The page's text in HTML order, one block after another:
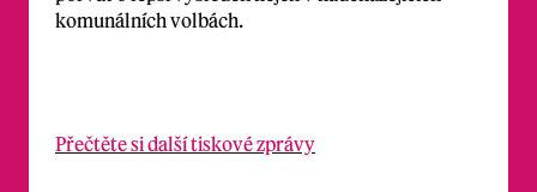
komunálních volbách.
Přečtěte si další tiskové zprávy